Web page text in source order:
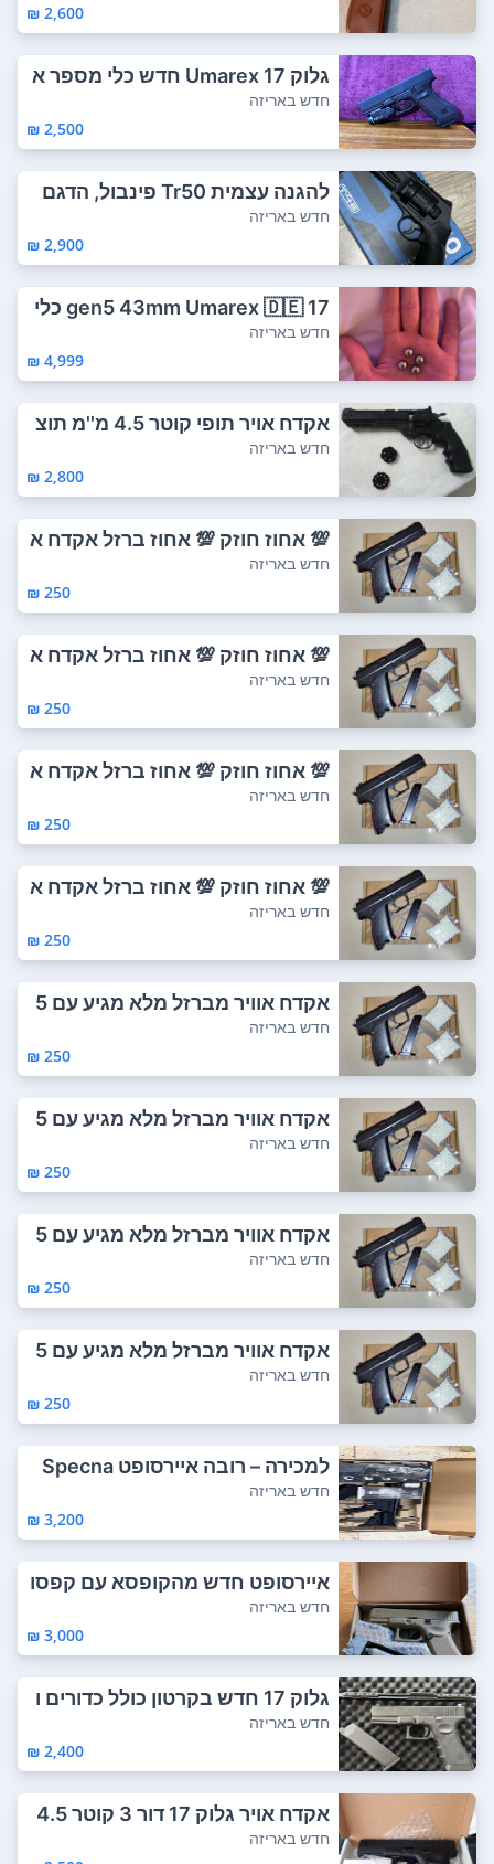
2,600 ₪
גלוק 17 Umarex חדש כלי מספר א
חת מגיע עם ...
חדש באריזה
2,500 ₪
להגנה עצמית Tr50 פינבול, הדגם
החדש של יו...
חדש באריזה
2,900 ₪
17 gen5 43mm Umarex 🇩🇪 כלי
מאוד מסוכן...
חדש באריזה
4,999 ₪
אקדח אויר תופי קוטר 4.5 מ''מ תוצ
רת קרוסמ...
חדש באריזה
2,800 ₪
💯 אחוז חוזק 💯 אחוז ברזל אקדח א
וויר מבר...
חדש באריזה
250 ₪
💯 אחוז חוזק 💯 אחוז ברזל אקדח א
וויר מבר...
חדש באריזה
250 ₪
💯 אחוז חוזק 💯 אחוז ברזל אקדח א
וויר מב...
חדש באריזה
250 ₪
💯 אחוז חוזק 💯 אחוז ברזל אקדח א
וויר מבר...
חדש באריזה
250 ₪
אקדח אוויר מברזל מלא מגיע עם 5
00 כדורים ...
חדש באריזה
250 ₪
אקדח אוויר מברזל מלא מגיע עם 5
00 כדורים ...
חדש באריזה
250 ₪
אקדח אוויר מברזל מלא מגיע עם 5
00 כדורים ...
חדש באריזה
250 ₪
אקדח אוויר מברזל מלא מגיע עם 5
00 כדורים ...
חדש באריזה
250 ₪
למכירה – רובה איירסופט Specna
Arms SA-C1...
חדש באריזה
3,200 ₪
איירסופט חדש מהקופסא עם קפסו
לות של גז וכ...
חדש באריזה
3,000 ₪
גלוק 17 חדש בקרטון כולל כדורים ו
גז מגיע...
חדש באריזה
2,400 ₪
אקדח אויר גלוק 17 דור 3 קוטר 4.5
מ''מ מת...
חדש באריזה